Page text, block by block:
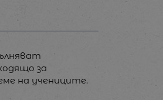
за
на учениците.